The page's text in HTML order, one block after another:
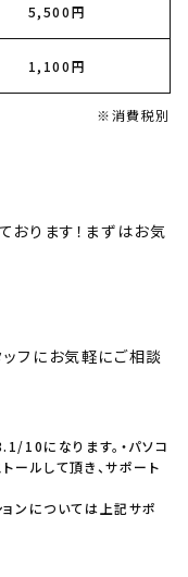
5,500円
1,100円
※消費税別
おります！まずはお気
フにお気軽にご相談
10になります。・パソコ
ールして頂き、サポート
ンについては上記サポ